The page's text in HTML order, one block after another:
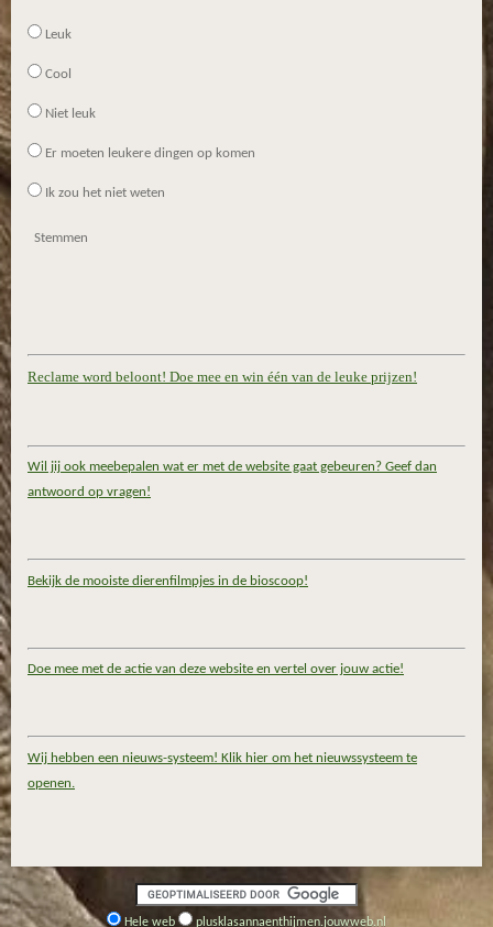
Leuk
Cool
Niet leuk
Er moeten leukere dingen op komen
Ik zou het niet weten
Stemmen
Reclame word beloont! Doe mee en win één van de leuke prijzen!
Wil jij ook meebepalen wat er met de website gaat gebeuren? Geef dan
antwoord op vragen!
Bekijk de mooiste dierenfilmpjes in de bioscoop!
Doe mee met de actie van deze website en vertel over jouw actie!
Wij hebben een nieuws-systeem! Klik hier om het nieuwssysteem te
openen.
Hele web plusklasannaenthijmen.jouwweb.nl